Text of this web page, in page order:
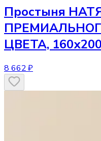
Простыня
ЦВЕТА,
8 662 ₽